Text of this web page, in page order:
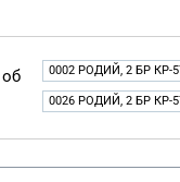
0002 РОДИЙ, 2 БР КР-
0026 РОДИЙ, 2 БР КР-